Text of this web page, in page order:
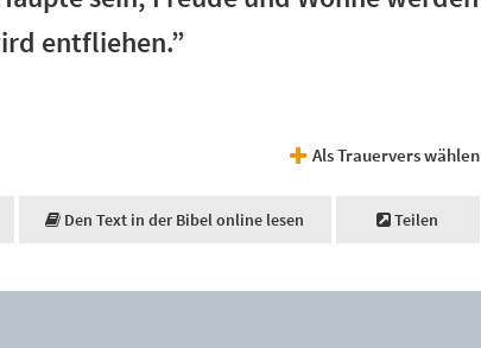
entfliehen.”
Als Trauervers wählen
Den Text in der Bibel online lesen Teilen